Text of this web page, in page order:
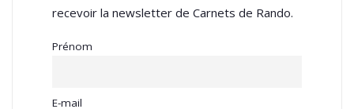
recevoir la newsletter de Carnets de Rando.
Prénom
E-mail